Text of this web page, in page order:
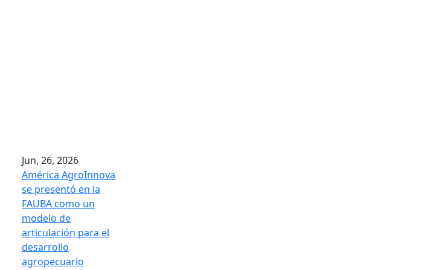
Jun, 26, 2026
América AgroInnova
se presentó en la
FAUBA como un
modelo de
articulación para el
desarrollo
agropecuario